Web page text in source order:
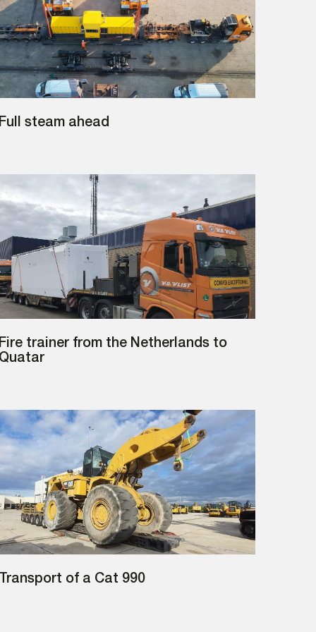
steam ahead
trainer from the Netherlands to
of a Cat 990